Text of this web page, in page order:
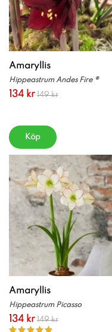
Amaryllis
Hippeastrum Andes Fire ®
134 kr 149 kr
Köp
Amaryllis
Hippeastrum Picasso
134 kr 149 kr